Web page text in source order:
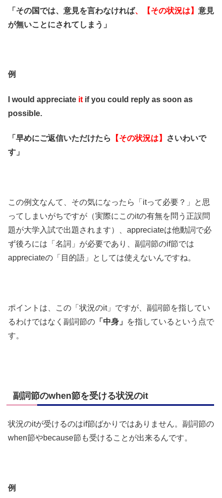
「その国では、意見を言わなければ、【その状況は】 意見
が無いことにされてしまう」
例
I would appreciate it if you could reply as soon as
possible.
「早めにご返信いただけたら 【その状況は】
さいわいで
す」
この例文なんて、その気になったら「itって必要？」と思
ってしまいがちですが（実際にこのitの有無を問う正誤問
題が大学入試で出題されます）、appreciateは他動詞で必
ず後ろには「名詞」が必要であり、副詞節のif節では
appreciateの「目的語」としては使えないんですね。
ポイントは、この「状況のit」ですが、副詞節を指してい
るわけではなく副詞節の 「中身」
を指しているという点で
す。
副詞節のwhen節を受ける状況のit
状況のitが受けるのはif節ばかりではありません。副詞節の
when節やbecause節も受けることが出来るんです。
例